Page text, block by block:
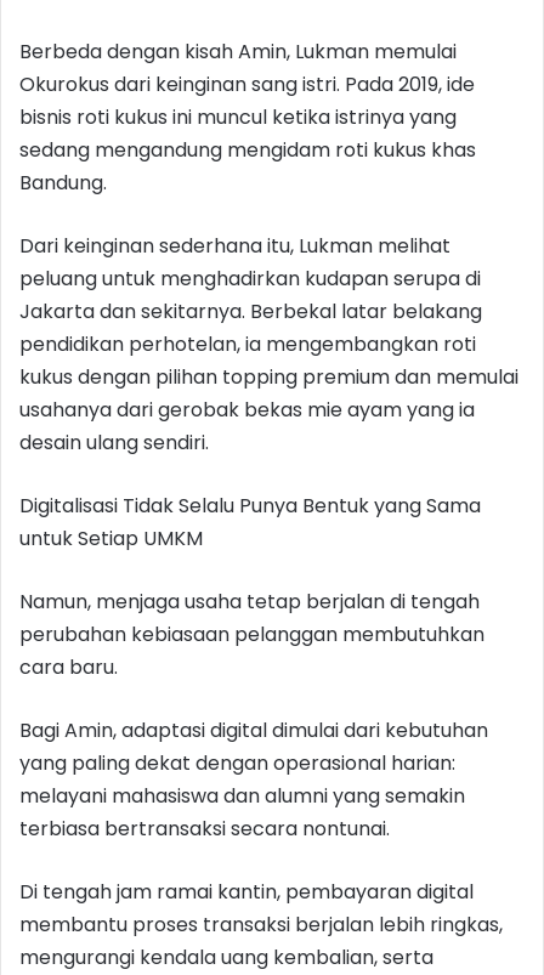
Berbeda dengan kisah Amin, Lukman memulai
Okurokus dari keinginan sang istri. Pada 2019, ide
bisnis roti kukus ini muncul ketika istrinya yang
sedang mengandung mengidam roti kukus khas
Bandung.
Dari keinginan sederhana itu, Lukman melihat
peluang untuk menghadirkan kudapan serupa di
Jakarta dan sekitarnya. Berbekal latar belakang
pendidikan perhotelan, ia mengembangkan roti
kukus dengan pilihan topping premium dan memulai
usahanya dari gerobak bekas mie ayam yang ia
desain ulang sendiri.
Digitalisasi Tidak Selalu Punya Bentuk yang Sama
untuk Setiap UMKM
Namun, menjaga usaha tetap berjalan di tengah
perubahan kebiasaan pelanggan membutuhkan
cara baru.
Bagi Amin, adaptasi digital dimulai dari kebutuhan
yang paling dekat dengan operasional harian:
melayani mahasiswa dan alumni yang semakin
terbiasa bertransaksi secara nontunai.
Di tengah jam ramai kantin, pembayaran digital
membantu proses transaksi berjalan lebih ringkas,
mengurangi kendala uang kembalian, serta